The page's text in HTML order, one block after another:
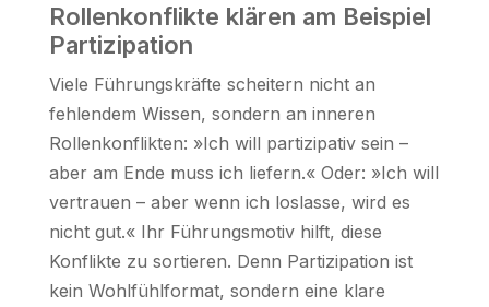
Rollenkonflikte klären am Beispiel
Partizipation
Viele Führungskräfte scheitern nicht an
fehlendem Wissen, sondern an inneren
Rollenkonflikten: »Ich will partizipativ sein –
aber am Ende muss ich liefern.« Oder: »Ich will
vertrauen – aber wenn ich loslasse, wird es
nicht gut.« Ihr Führungsmotiv hilft, diese
Konflikte zu sortieren. Denn Partizipation ist
kein Wohlfühlformat, sondern eine klare